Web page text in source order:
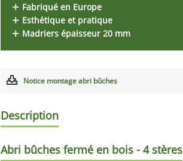
Fabriqué en Europe
Esthétique et pratique
Madriers épaisseur 20 mm
Notice montage abri bûches
Description
Abri bûches fermé en bois - 4 stères